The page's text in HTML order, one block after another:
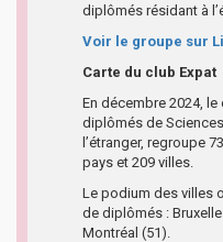
diplômés résidant à
Voir le groupe sur
Carte du club Expat
En décembre 2024,
diplômés de
l’étranger, regroupe
pays et 209 villes.
Le podium des villes
de diplômés :
Montréal (51).